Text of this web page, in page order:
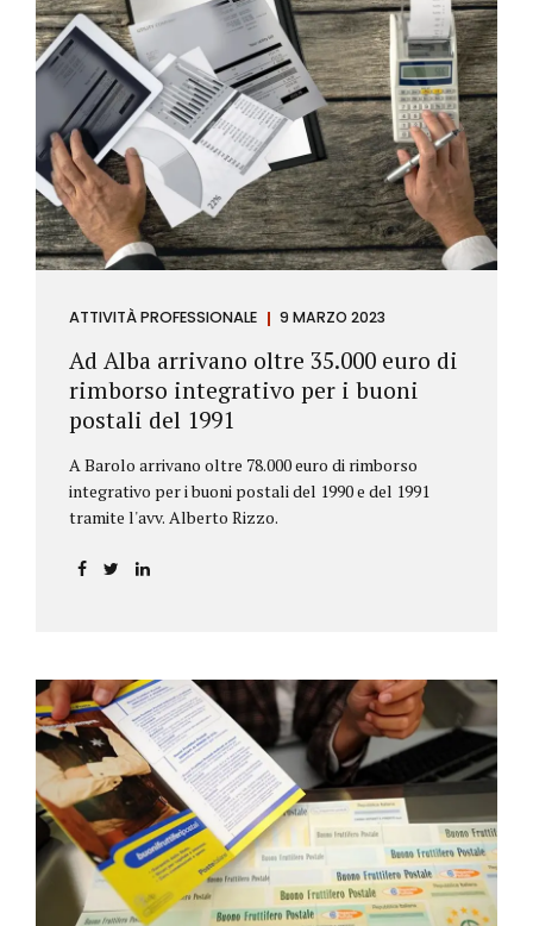
ATTIVITÀ PROFESSIONALE 9 MARZO 2023
Ad Alba arrivano oltre 35.000 euro di
rimborso integrativo per i buoni
postali del 1991
A Barolo arrivano oltre 78.000 euro di rimborso
integrativo per i buoni postali del 1990 e del 1991
tramite l'avv. Alberto Rizzo.